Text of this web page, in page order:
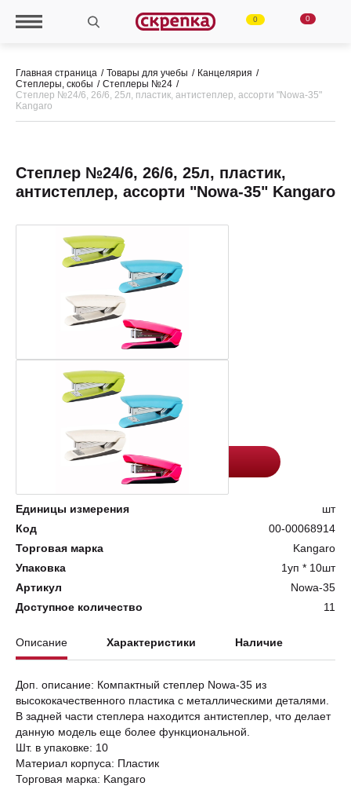
0 0
Главная страница Товары для учебы
Канцелярия
Степлеры, скобы
Степлеры №24
Степлер №24/6, 26/6, 25л, пластик, антистеплер, ассорти "Nowa-35"
Kangaro
Количество
441
Добавить в корзину
Степлер №24/6, 26/6, 25л, пластик,
антистеплер, ассорти "Nowa-35" Kangaro
Единицы измерения
шт
Код
00-00068914
Торговая марка
Kangaro
Упаковка
1уп * 10шт
Артикул
Nowa-35
Доступное количество
11
Описание Характеристики Наличие
Доп. описание: Компактный степлер Nowa-35 из
высококачественного пластика с металлическими деталями.
В задней части степлера находится антистеплер, что делает
данную модель еще более функциональной.
Шт. в упаковке: 10
Материал корпуса: Пластик
Торговая марка: Kangaro